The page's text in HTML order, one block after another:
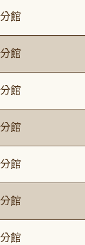
館
館
館
館
館
館
館